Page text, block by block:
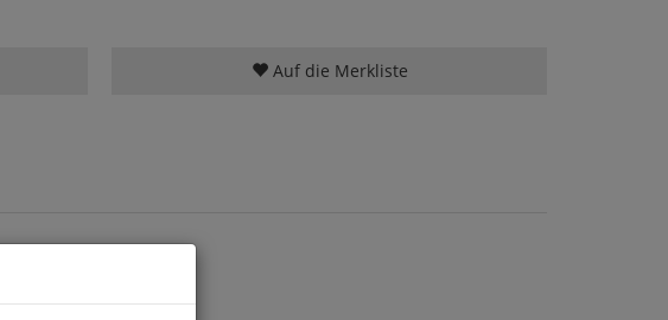
Auf die Merkliste